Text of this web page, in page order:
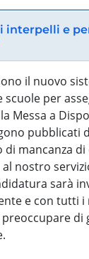
interpelli e
il nuovo
per
Messa a
pubblicati
di mancanza
nostro
sarà
e con tutti
di